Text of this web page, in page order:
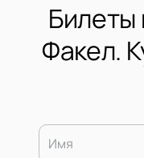
Билеты
Факел.
Имя